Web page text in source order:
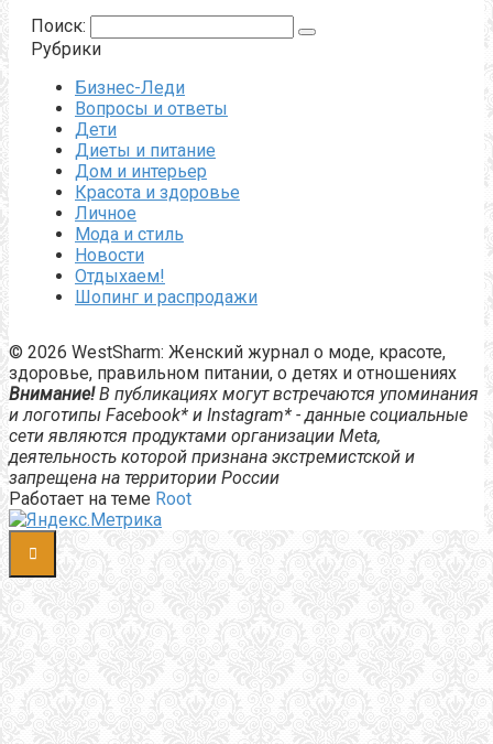
Поиск:
Рубрики
Бизнес-Леди
Вопросы и ответы
Дети
Диеты и питание
Дом и интерьер
Красота и здоровье
Личное
Мода и стиль
Новости
Отдыхаем!
Шопинг и распродажи
© 2026 WestSharm: Женский журнал о моде, красоте,
здоровье, правильном питании, о детях и отношениях
Внимание!В публикациях могут встречаются упоминания
и логотипы Facebook* и Instagram* - данные социальные
сети являются продуктами организации Meta,
деятельность которой признана экстремистской и
запрещена на территории России
Работает на теме Root